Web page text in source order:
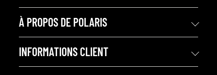
À PROPOS DE POLARIS
INFORMATIONS CLIENT